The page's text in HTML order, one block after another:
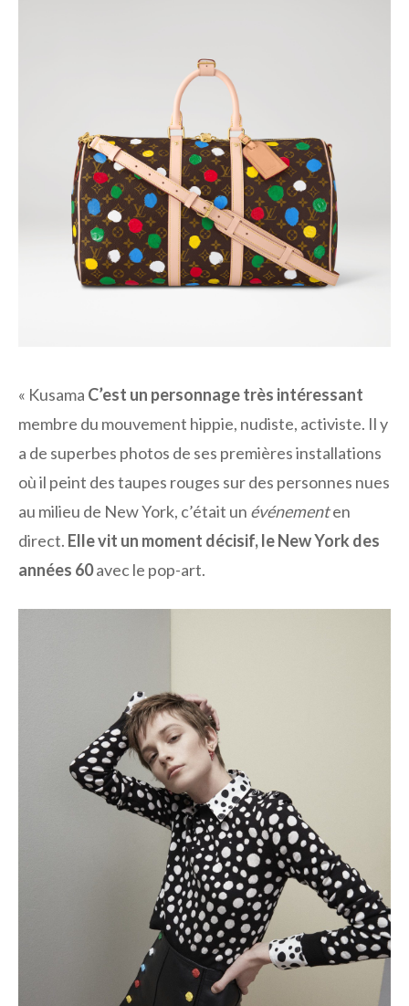
« Kusama C’est un personnage très intéressant
membre du mouvement hippie, nudiste, activiste. Il y
a de superbes photos de ses premières installations
où il peint des taupes rouges sur des personnes nues
au milieu de New York, c’était un événementen
direct. Elle vit un moment décisif, le New York des
années 60avec le pop-art.